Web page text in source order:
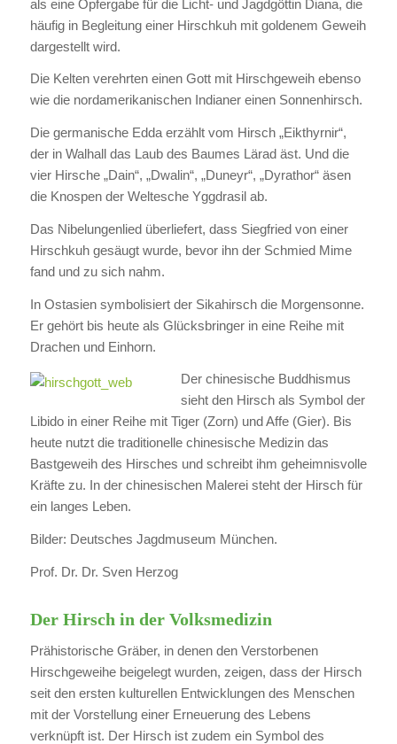
als eine Opfergabe für die Licht- und Jagdgöttin Diana, die
häufig in Begleitung einer Hirschkuh mit goldenem Geweih
dargestellt wird.
Die Kelten verehrten einen Gott mit Hirschgeweih ebenso
wie die nordamerikanischen Indianer einen Sonnenhirsch.
Die germanische Edda erzählt vom Hirsch „Eikthyrnir“,
der in Walhall das Laub des Baumes Lärad äst. Und die
vier Hirsche „Dain“, „Dwalin“, „Duneyr“, „Dyrathor“ äsen
die Knospen der Weltesche Yggdrasil ab.
Das Nibelungenlied überliefert, dass Siegfried von einer
Hirschkuh gesäugt wurde, bevor ihn der Schmied Mime
fand und zu sich nahm.
In Ostasien symbolisiert der Sikahirsch die Morgensonne.
Er gehört bis heute als Glücksbringer in eine Reihe mit
Drachen und Einhorn.
Der chinesische Buddhismus
sieht den Hirsch als Symbol der
Libido in einer Reihe mit Tiger (Zorn) und Affe (Gier). Bis
heute nutzt die traditionelle chinesische Medizin das
Bastgeweih des Hirsches und schreibt ihm geheimnisvolle
Kräfte zu. In der chinesischen Malerei steht der Hirsch für
ein langes Leben.
Bilder: Deutsches Jagdmuseum München.
Prof. Dr. Dr. Sven Herzog
Der Hirsch in der Volksmedizin
Prähistorische Gräber, in denen den Verstorbenen
Hirschgeweihe beigelegt wurden, zeigen, dass der Hirsch
seit den ersten kulturellen Entwicklungen des Menschen
mit der Vorstellung einer Erneuerung des Lebens
verknüpft ist. Der Hirsch ist zudem ein Symbol des